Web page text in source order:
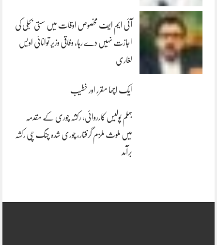
آئی ایم ایف مخصوص اوقات میں سستی بجلی کی
اجازت نہیں دے رہا، وفاقی وزیر توانائی اویس
لغاری
ایک اچھا مقرر اور خطیب
جہلم پولیس کارروائی، رکشہ چوری کے مقدمہ
میں ملوث ملزم گرفتار، چوری شدہ چنگ چی رکشہ
برآمد